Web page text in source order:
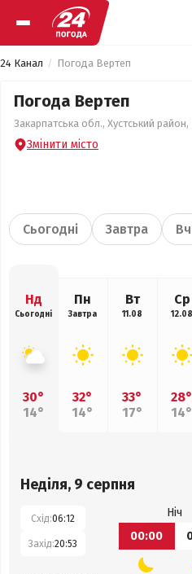
24 Канал Погода Вертеп
Погода Вертеп
Закарпатська обл., Хустський
Змінити місто
Сьогодні Завтра
Нд
Сьогодні
30°
14°
Пн
Завтра
32°
14°
Вт
11.08
33°
17°
Ср
12.08
28°
14°
Неділя, 9 серпня
Схід:06:12
Захід:20:53
Ніч
00:00